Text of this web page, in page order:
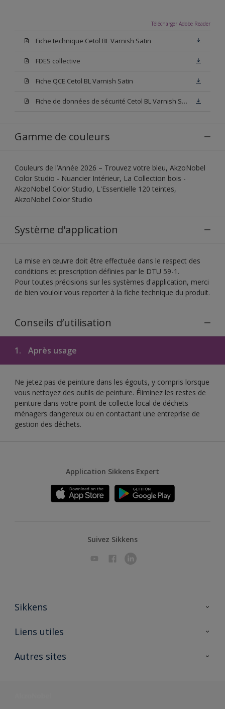
Télécharger Adobe Reader
Fiche technique Cetol BL Varnish Satin
FDES collective
Fiche QCE Cetol BL Varnish Satin
Fiche de données de sécurité Cetol BL Varnish Satin Incolore
Gamme de couleurs
Couleurs de l’Année 2026 – Trouvez votre bleu, AkzoNobel
Color Studio - Nuancier Intérieur, La Collection bois -
AkzoNobel Color Studio, L'Essentielle 120 teintes,
AkzoNobel Color Studio
Système d'application
La mise en œuvre doit être effectuée dans le respect des
conditions et prescription définies par le DTU 59-1.
Pour toutes précisions sur les systèmes d'application, merci
de bien vouloir vous reporter à la fiche technique du produit.
Conseils d’utilisation
1. Après usage
Ne jetez pas de peinture dans les égouts, y compris lorsque
vous nettoyez des outils de peinture. Éliminez les restes de
peinture dans votre point de collecte local de déchets
ménagers dangereux ou en contactant une entreprise de
gestion des déchets.
Application Sikkens Expert
Suivez Sikkens
Sikkens
A propos de Sikkens
Liens utiles
Ouvrir un magasin PASS
Autres sites